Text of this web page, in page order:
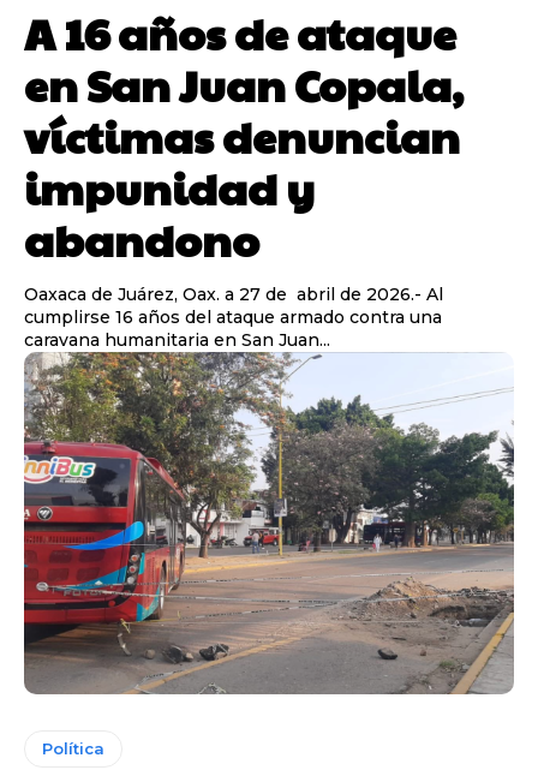
A 16 años de ataque
en San Juan Copala,
víctimas denuncian
impunidad y
abandono
Oaxaca de Juárez, Oax. a 27 de abril de 2026.- Al
cumplirse 16 años del ataque armado contra una
caravana humanitaria en San Juan...
Política